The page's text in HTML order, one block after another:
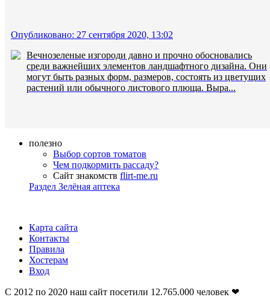
Опубликовано: 27 сентября 2020, 13:02
Вечнозеленые изгороди давно и прочно обосновались
среди важнейших элементов ландшафтного дизайна. Они
могут быть разных форм, размеров, состоять из цветущих
растений или обычного листового плюща. Выра...
полезно
Выбор сортов томатов
Чем подкормить рассаду?
Сайт знакомств flirt-me.ru
Раздел Зелёная аптека
Карта сайта
Контакты
Правила
Хостерам
Вход
С 2012 по 2020 наш сайт посетили 12.765.000 человек ❤